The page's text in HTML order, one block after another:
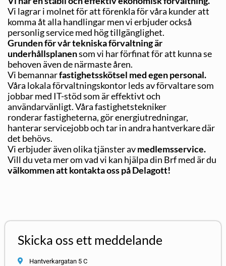
Vi lagrar i molnet för att förenkla för våra kunder att
komma åt alla handlingar men vi erbjuder också
personlig service med hög tillgänglighet.
Grunden för vår tekniska förvaltning är
underhållsplanensom vi har förfinat för att kunna se
behoven även de närmaste åren.
Vi bemannarfastighetsskötsel med egen personal.
Våra lokala förvaltningskontor leds av förvaltare som
jobbar med IT-stöd som är effektivt och
användarvänligt. Våra fastighetstekniker
ronderar fastigheterna, gör energiutredningar,
hanterar servicejobb och tar in andra hantverkare där
det behövs.
Vi erbjuder även olika tjänster avmedlemsservice.
Vill du veta mer om vad vi kan hjälpa din Brf med är du
välkommen att kontakta oss på Delagott!
Skicka oss ett meddelande
Hantverkargatan 5 C